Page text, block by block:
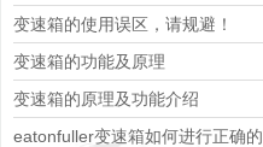
用”
变速箱的使用误区，请规避！
变速箱的功能及原理
变速箱的原理及功能介绍
eatonfuller变速箱如何进行正确的